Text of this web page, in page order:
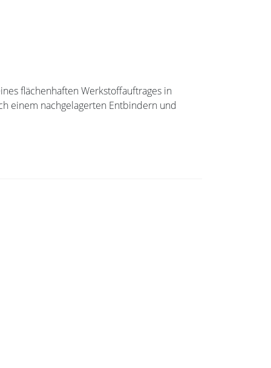
flächenhaften Werkstoffauftrages in
einem nachgelagerten Entbindern und